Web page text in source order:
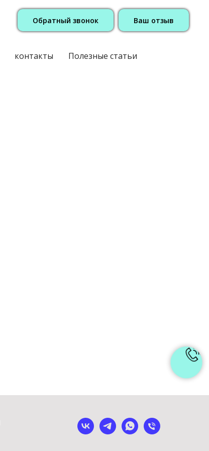
Обратный звонок Ваш отзыв
контакты Полезные статьи